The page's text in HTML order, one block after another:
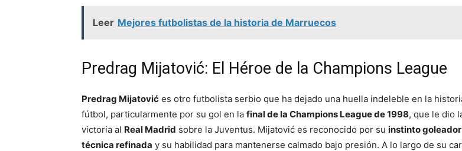
Leer Mejores futbolistas de la historia de Marruecos
Predrag Mijatović: El Héroe de la Champions League
Predrag Mijatović es otro futbolista serbio que ha dejado una huella indeleble en la
fútbol, particularmente por su gol en la final de la Champions League de 1998, que le dio
victoria al Real Madrid sobre la Juventus. Mijatović es reconocido por su instinto goleador
técnica refinada y su habilidad para mantenerse calmado bajo presión. A lo largo de su